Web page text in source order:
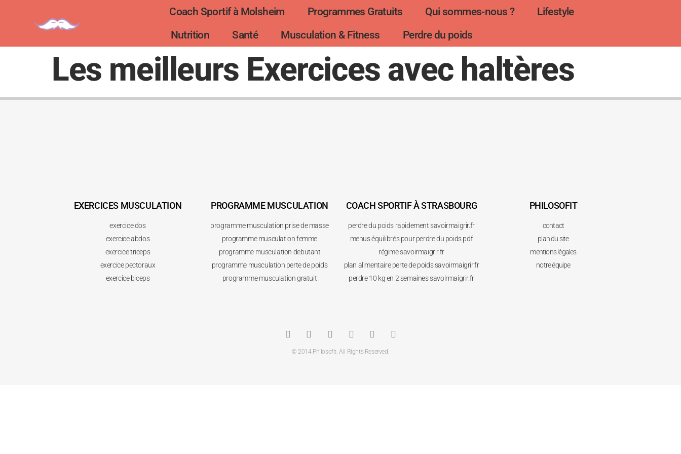
Coach Sportif à Molsheim Programmes Gratuits Qui sommes-nous ?
Lifestyle
Nutrition
Santé Musculation & Fitness Perdre du poids
Les meilleurs Exercices avec haltères
EXERCICES MUSCULATION
exercice dos
exercice abdos
exercice triceps
exercice pectoraux
exercice biceps
PROGRAMME MUSCULATION
programme musculation prise de masse
programme musculation femme
programme musculation debutant
programme musculation perte de poids
programme musculation gratuit
COACH SPORTIF À STRASBOURG
perdre du poids rapidement savoirmaigrir.fr
menus équilibrés pour perdre du poids pdf
régime savoirmaigrir.fr
plan alimentaire perte de poids savoirmaigrir.fr
perdre 10 kg en 2 semaines savoirmaigrir.fr
PHILOSOFIT
contact
plan du site
mentions légales
notre équipe
© 2014 Philosofit. All Rights Reserved.